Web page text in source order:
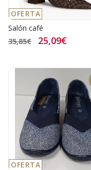
OFERTA
Salón café
35,85€
25,09€
OFERTA